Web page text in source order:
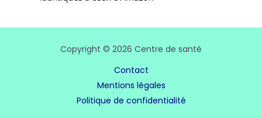
Copyright © 2026 Centre de santé
Contact
Mentions légales
Politique de confidentialité